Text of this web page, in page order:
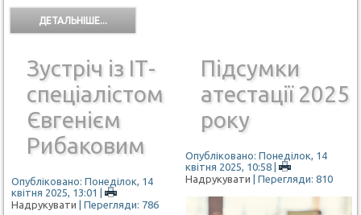
ДЕТАЛЬНІШЕ...
Зустріч із ІТ-
спеціалістом
Євгенієм
Рибаковим
Опубліковано: Понеділок, 14
квітня 2025, 13:01
|
Надрукувати
| Перегляди: 786
Підсумки
атестації 2025
року
Опубліковано: Понеділок, 14
квітня 2025, 10:58|
Надрукувати
| Перегляди: 810